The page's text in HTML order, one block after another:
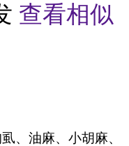
查看相似
、油麻、小胡麻、